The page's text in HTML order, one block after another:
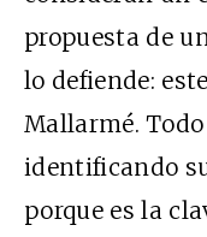
propuesta de
lo defiende:
Mallarmé.
identificando
porque es la